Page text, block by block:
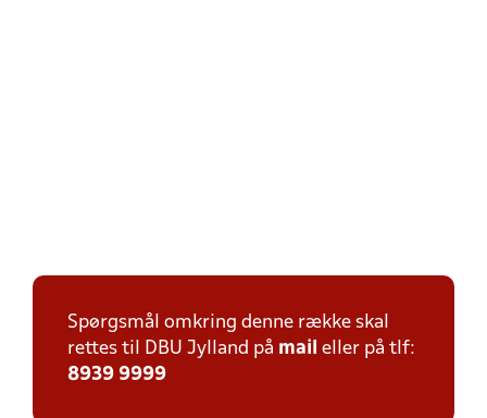
Spørgsmål omkring denne række skal
rettes til DBU Jylland på mail eller på tlf:
8939 9999